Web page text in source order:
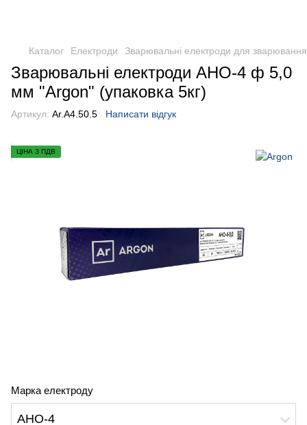
Каталог Електроди Зварювальні електроди для зварювання
Зварювальні електроди АНО-4 ф 5,0
мм "Argon" (упаковка 5кг)
Артикул: Ar.A4.50.5 Написати відгук
ЦІНА З ПДВ
Марка електроду
АНО-4